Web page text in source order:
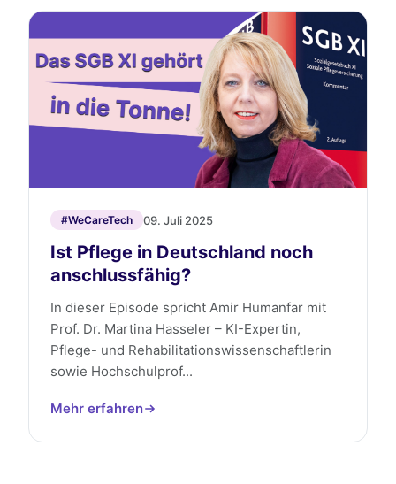
#WeCareTech 09. Juli 2025
Ist Pflege in Deutschland noch
anschlussfähig?
In dieser Episode spricht Amir Humanfar mit
Prof. Dr. Martina Hasseler – KI-Expertin,
Pflege- und Rehabilitationswissenschaftlerin
sowie Hochschulprof...
Mehr erfahren